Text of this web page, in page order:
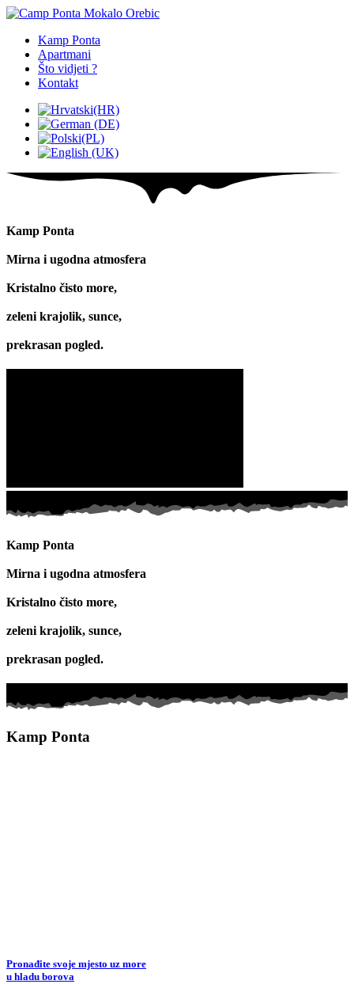
Kamp Ponta
Apartmani
Što vidjeti ?
Kontakt
Kamp Ponta
Mirna i ugodna atmosfera
Kristalno čisto more,
zeleni krajolik, sunce,
prekrasan pogled.
Kamp Ponta
Mirna i ugodna atmosfera
Kristalno čisto more,
zeleni krajolik, sunce,
prekrasan pogled.
Kamp Ponta
Pronađite svoje mjesto uz more
u hladu borova